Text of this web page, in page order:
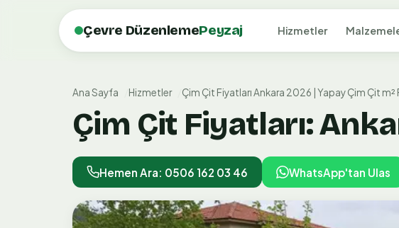
Çevre DüzenlemePeyzaj Hizmetler
Ana Sayfa Hizmetler Çim Çit Fiyatları Ankara 2026 | Yapay Çim Çit m²
Çim Çit Fiyatları:
Hemen Ara: 0506 162 03 46 WhatsApp'tan Ulas